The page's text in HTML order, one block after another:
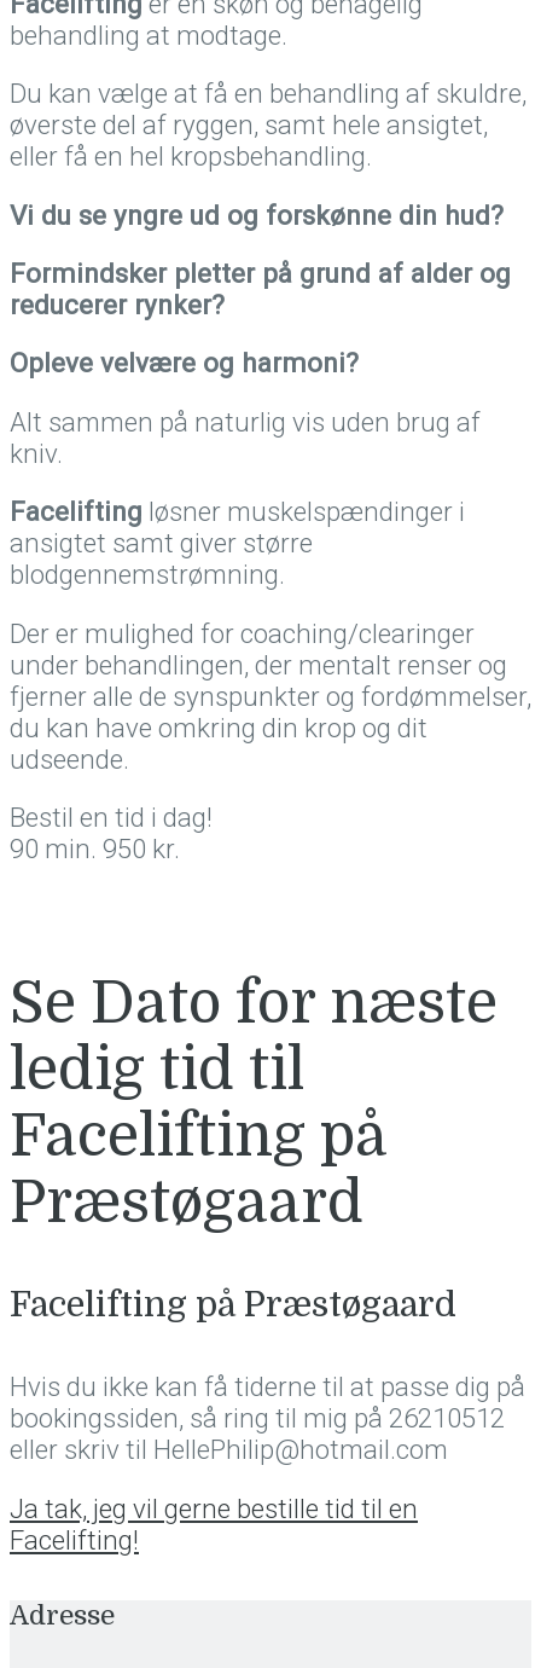
behandling at modtage.
Du kan vælge at få en behandling af skuldre,
øverste del af ryggen, samt hele ansigtet,
eller få en hel kropsbehandling.
Vi du se yngre ud og forskønne din hud?
Formindsker pletter på grund af alder og
reducerer rynker?
Opleve velvære og harmoni?
Alt sammen på naturlig vis uden brug af
kniv.
Facelifting løsner muskelspændinger i
ansigtet samt giver større
blodgennemstrømning.
Der er mulighed for coaching/clearinger
under behandlingen, der mentalt renser og
fjerner alle de synspunkter og fordømmelser,
du kan have omkring din krop og dit
udseende.
Bestil en tid i dag!
90 min. 950 kr.
Se Dato for næste
ledig tid til
Facelifting på
Præstøgaard
Facelifting på Præstøgaard
Hvis du ikke kan få tiderne til at passe dig på
bookingssiden, så ring til mig på 26210512
eller skriv til HellePhilip@hotmail.com
Ja tak, jeg vil gerne bestille tid til en
Facelifting!
Adresse